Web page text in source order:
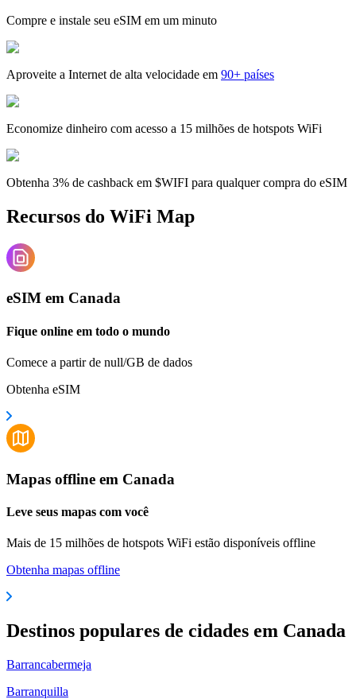
Compre e instale seu eSIM em um minuto
Aproveite a Internet de alta velocidade em 90+ países
Economize dinheiro com acesso a 15 milhões de hotspots WiFi
Obtenha 3% de cashback em $WIFI para qualquer compra do eSIM
Recursos do WiFi Map
eSIM em Canada
Fique online em todo o mundo
Comece a partir de null/GB de dados
Obtenha eSIM
Mapas offline em Canada
Leve seus mapas com você
Mais de 15 milhões de hotspots WiFi estão disponíveis offline
Obtenha mapas offline
Destinos populares de cidades em Canada
Barrancabermeja
Barranquilla